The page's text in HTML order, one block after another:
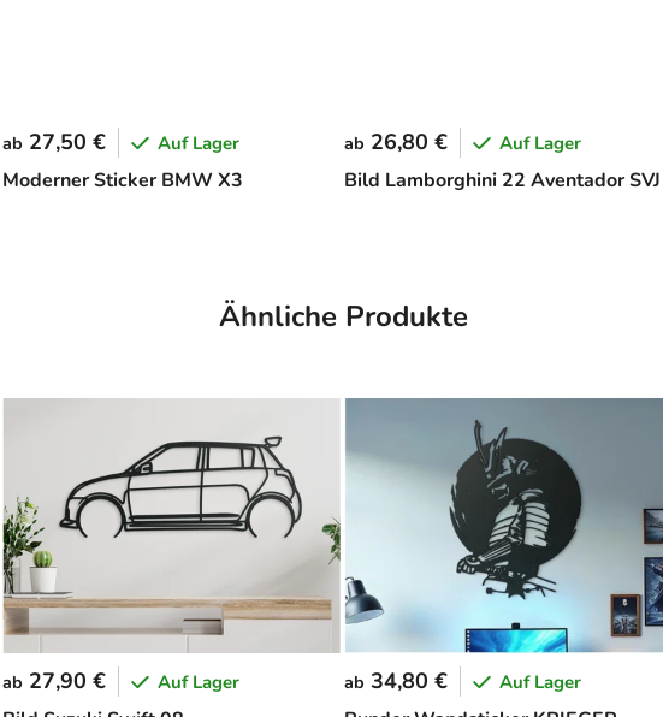
Moderner Sticker BMW X3
ab 27,50 € Auf Lager
Bild Lamborghini 22 Aventador SVJ
ab 26,80 € Auf Lager
Ähnliche Produkte
ab 27,90 € Auf Lager ab 34,80 € Auf Lager